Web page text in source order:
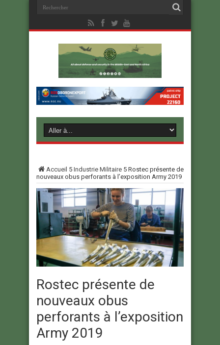
Accueil 5 Industrie Militaire 5 Rostec présente de
nouveaux obus perforants à l’exposition Army 2019
Rostec présente de
nouveaux obus
perforants à l’exposition
Army 2019